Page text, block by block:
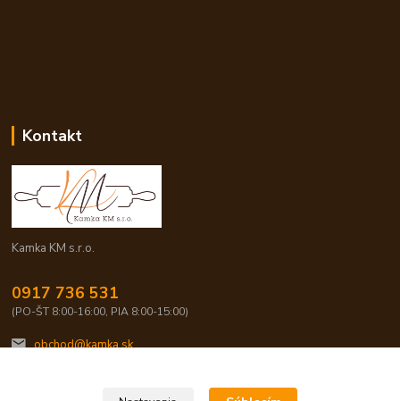
Kontakt
Kamka KM s.r.o.
0917 736 531
(PO-ŠT 8:00-16:00, PIA 8:00-15:00)
obchod@kamka.sk